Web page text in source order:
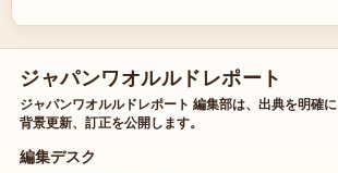
ジャパンワオルルドレポート
ジャパンワオルルドレポート 編集部は、出典を明確に
背景更新、訂正を公開します。
編集デスク